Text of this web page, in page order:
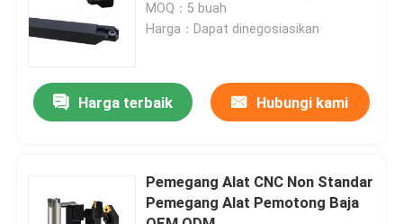
Hubungi kami
Quote request suatu
Sisipan Pembalik Karbida
MOQ：5 buah
Harga：Dapat dinegosiasikan
Harga terbaik Hubungi kami
Pemegang Alat CNC Non Standar
Pemegang Alat Pemotong Baja